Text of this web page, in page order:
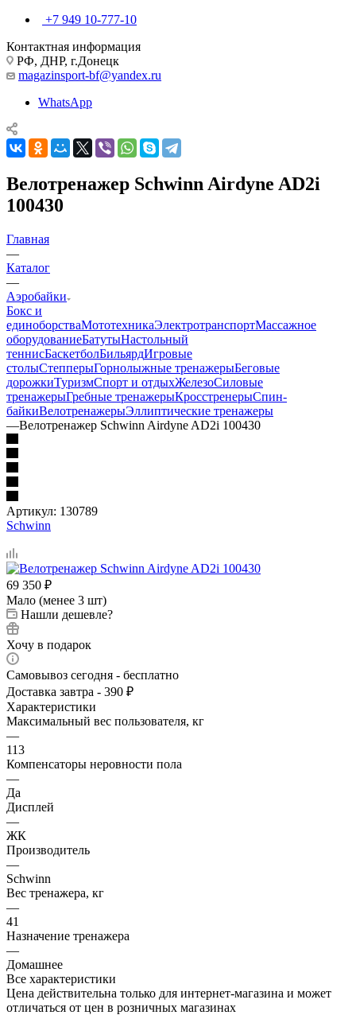
+7 949 10-777-10
Контактная информация
РФ, ДНР, г.Донецк
magazinsport-bf@yandex.ru
WhatsApp
Велотренажер Schwinn Airdyne AD2i
100430
Главная
—
Каталог
—
Аэробайки
Бокс и
единоборстваМототехникаЭлектротранспортМассажное
оборудованиеБатутыНастольный
теннисБаскетболБильярдИгровые
столыСтепперыГорнолыжные тренажерыБеговые
дорожкиТуризмСпорт и отдыхЖелезоСиловые
тренажерыГребные тренажерыКросстренерыСпин-
байкиВелотренажерыЭллиптические тренажеры
—Велотренажер Schwinn Airdyne AD2i 100430
Артикул: 130789
Schwinn
69 350 ₽
Мало (менее 3 шт)
Нашли дешевле?
Хочу в подарок
Самовывоз сегодня - бесплатно
Доставка завтра - 390 ₽
Характеристики
Максимальный вес пользователя, кг
—
113
Компенсаторы неровности пола
—
Да
Дисплей
—
ЖК
Производитель
—
Schwinn
Вес тренажера, кг
—
41
Назначение тренажера
—
Домашнее
Все характеристики
Цена действительна только для интернет-магазина и может
отличаться от цен в розничных магазинах